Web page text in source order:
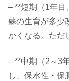
– **短期（1年目
蘇の生育が多少
かくなる。ただ
– **中期（2～3
し、保水性・保